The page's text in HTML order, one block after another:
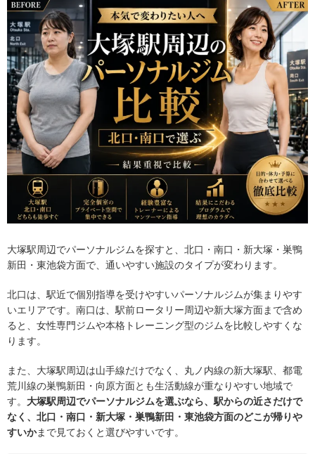
大塚駅周辺でパーソナルジムを探すと、北口・南口・新大塚・巣鴨
新田・東池袋方面で、通いやすい施設のタイプが変わります。
北口は、駅近で個別指導を受けやすいパーソナルジムが集まりやす
いエリアです。南口は、駅前ロータリー周辺や新大塚方面まで含め
ると、女性専門ジムや本格トレーニング型のジムを比較しやすくな
ります。
また、大塚駅周辺は山手線だけでなく、丸ノ内線の新大塚駅、都電
荒川線の巣鴨新田・向原方面とも生活動線が重なりやすい地域で
す。 大塚駅周辺でパーソナルジムを選ぶなら、駅からの近さだけで
なく、北口・南口・新大塚・巣鴨新田・東池袋方面のどこが帰りや
すいかまで見ておくと選びやすいです。